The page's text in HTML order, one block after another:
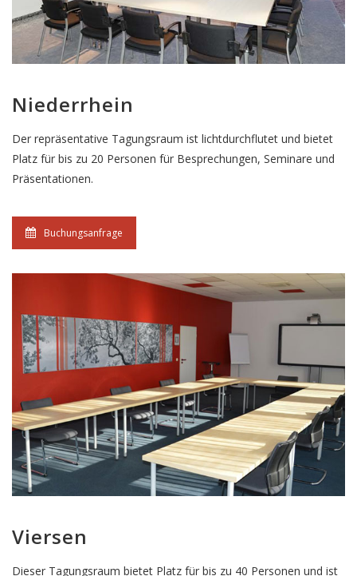
Niederrhein
Der repräsentative Tagungsraum ist lichtdurchflutet und bietet
Platz für bis zu 20 Personen für Besprechungen, Seminare und
Präsentationen.
Buchungsanfrage
Viersen
Dieser Tagungsraum bietet Platz für bis zu 40 Personen und ist